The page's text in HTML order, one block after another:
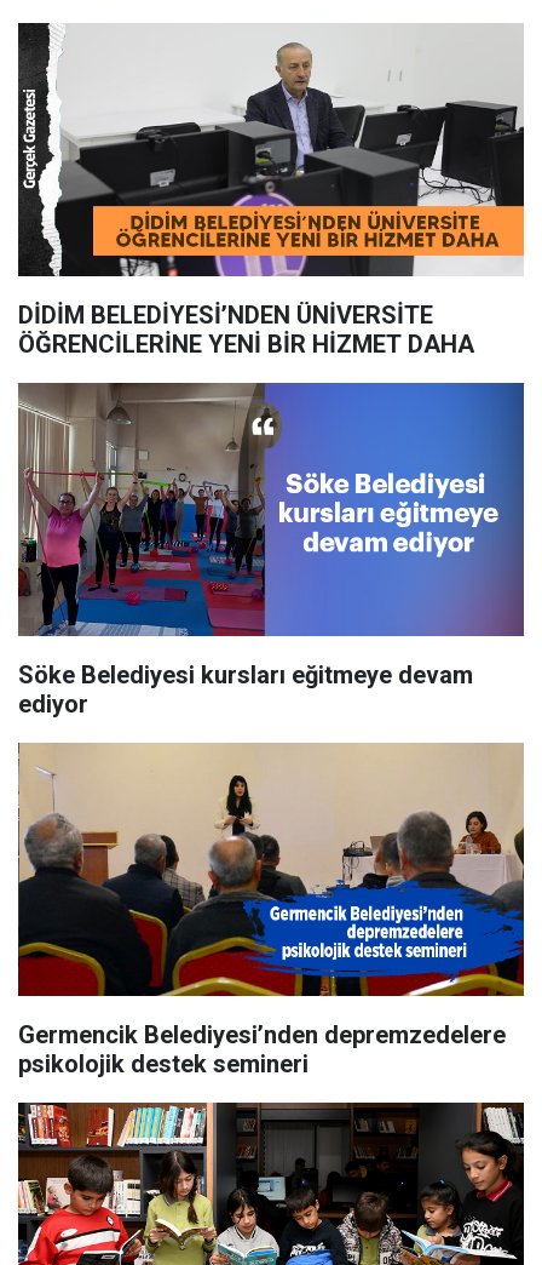
DİDİM BELEDİYESİ’NDEN ÜNİVERSİTE
ÖĞRENCİLERİNE YENİ BİR HİZMET DAHA
Söke Belediyesi kursları eğitmeye devam
ediyor
Germencik Belediyesi’nden depremzedelere
psikolojik destek semineri